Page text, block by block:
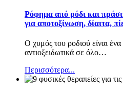
Ρόφημα από ρόδι και
για αποτοξίνωση, δίαιτα,
Ο χυμός του ροδιού είναι
αντιοξειδωτικά σε όλο…
Περισσότερα...